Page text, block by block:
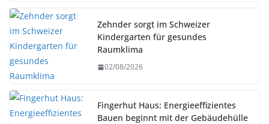
Zehnder sorgt im Schweizer
Kindergarten für gesundes
Raumklima
02/08/2026
Fingerhut Haus: Energieeffizientes
Bauen beginnt mit der Gebäudehülle